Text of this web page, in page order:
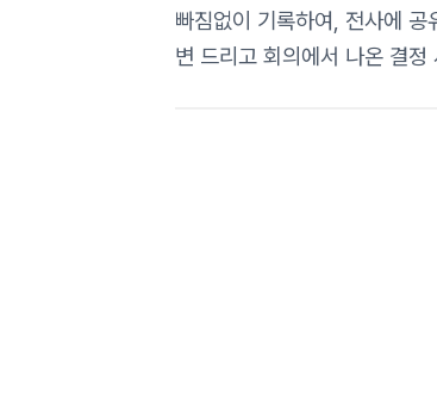
빠짐없이 기록하여, 전사에
변 드리고 회의에서 나온 결